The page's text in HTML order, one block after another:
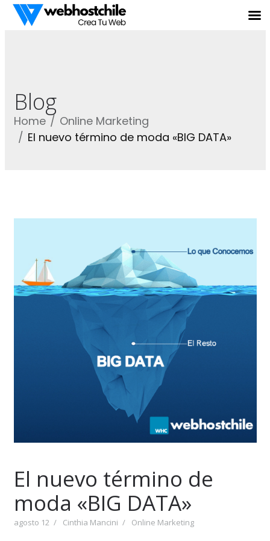
Blog
Home
Online Marketing
El nuevo término de moda «BIG DATA»
El nuevo término de
moda «BIG DATA»
agosto 12 Cinthia Mancini Online Marketing